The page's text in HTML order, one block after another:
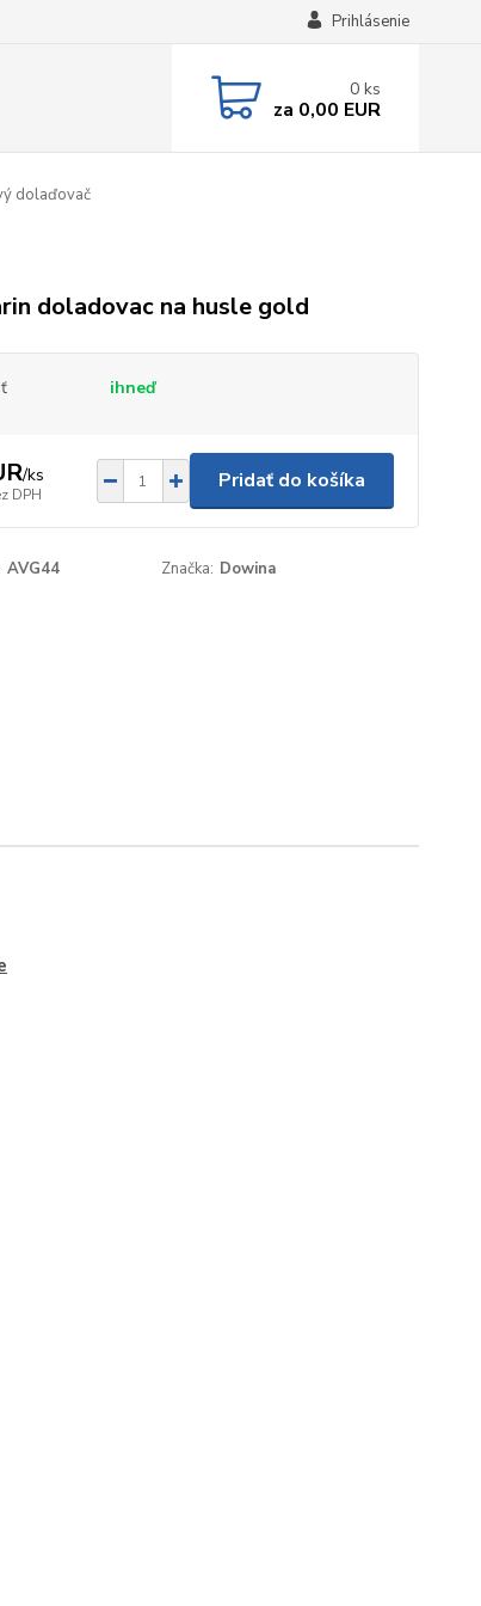
Prihlásenie
0 ks
za 0,00 EUR
dolaďovač
doladovac na husle gold
ihneď
/ks
DPH
Pridať do košíka
AVG44 Značka: Dowina